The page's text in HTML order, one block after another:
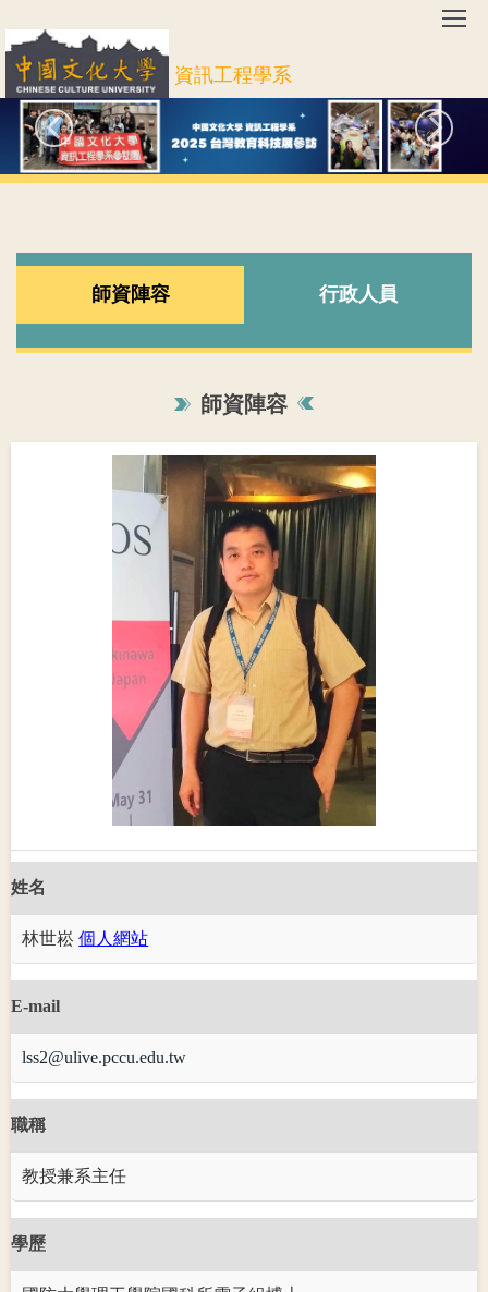
到
主
要
內
容
區
資訊工程學系
師資陣容 行政人員
師資陣容
姓名
林世崧個人網站
E-mail
lss2@ulive.pccu.edu.tw
職稱
教授兼系主任
學歷